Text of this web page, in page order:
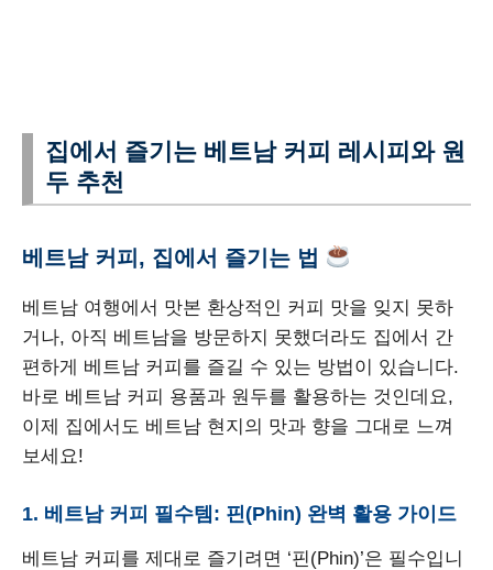
집에서 즐기는 베트남 커피 레시피와 원
두 추천
베트남 커피, 집에서 즐기는 법
베트남 여행에서 맛본 환상적인 커피 맛을 잊지 못하
거나, 아직 베트남을 방문하지 못했더라도 집에서 간
편하게 베트남 커피를 즐길 수 있는 방법이 있습니다.
바로 베트남 커피 용품과 원두를 활용하는 것인데요,
이제 집에서도 베트남 현지의 맛과 향을 그대로 느껴
보세요!
1. 베트남 커피 필수템: 핀(Phin) 완벽 활용 가이드
베트남 커피를 제대로 즐기려면 ‘핀(Phin)’은 필수입니